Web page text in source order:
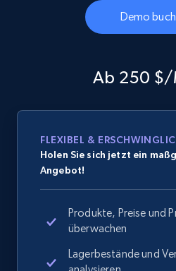
Demo
Ab 250 $/
FLEXIBEL &
Holen Sie sich jetzt ein
Angebot!
Produkte, Preise und
überwachen
Lagerbestände und